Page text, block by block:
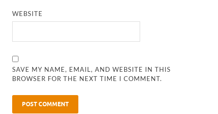
WEBSITE
SAVE MY NAME, EMAIL, AND WEBSITE IN THIS
BROWSER FOR THE NEXT TIME I COMMENT.